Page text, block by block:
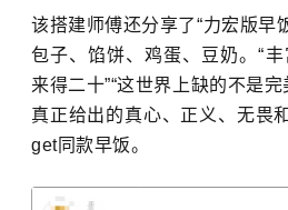
该搭建师傅还分享了“力宏版早
包子、馅饼、鸡蛋、豆奶。“丰
来得二十”“这世界上缺的不是
真正给出的真心、正义、无畏
get同款早饭。